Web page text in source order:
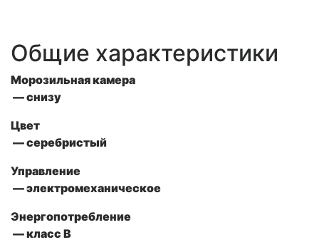
Общие характеристики
Морозильная камера
— снизу
Цвет
— серебристый
Управление
— электромеханическое
Энергопотребление
— класс В